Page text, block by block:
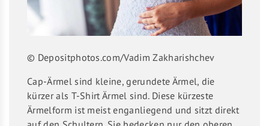
© Depositphotos.com/Vadim Zakharishchev
Cap-Ärmel sind kleine, gerundete Ärmel, die
kürzer als T-Shirt Ärmel sind. Diese kürzeste
Ärmelform ist meist enganliegend und sitzt direkt